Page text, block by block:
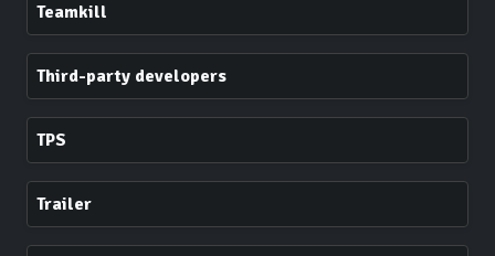
Teamkill
Third-party developers
TPS
Trailer